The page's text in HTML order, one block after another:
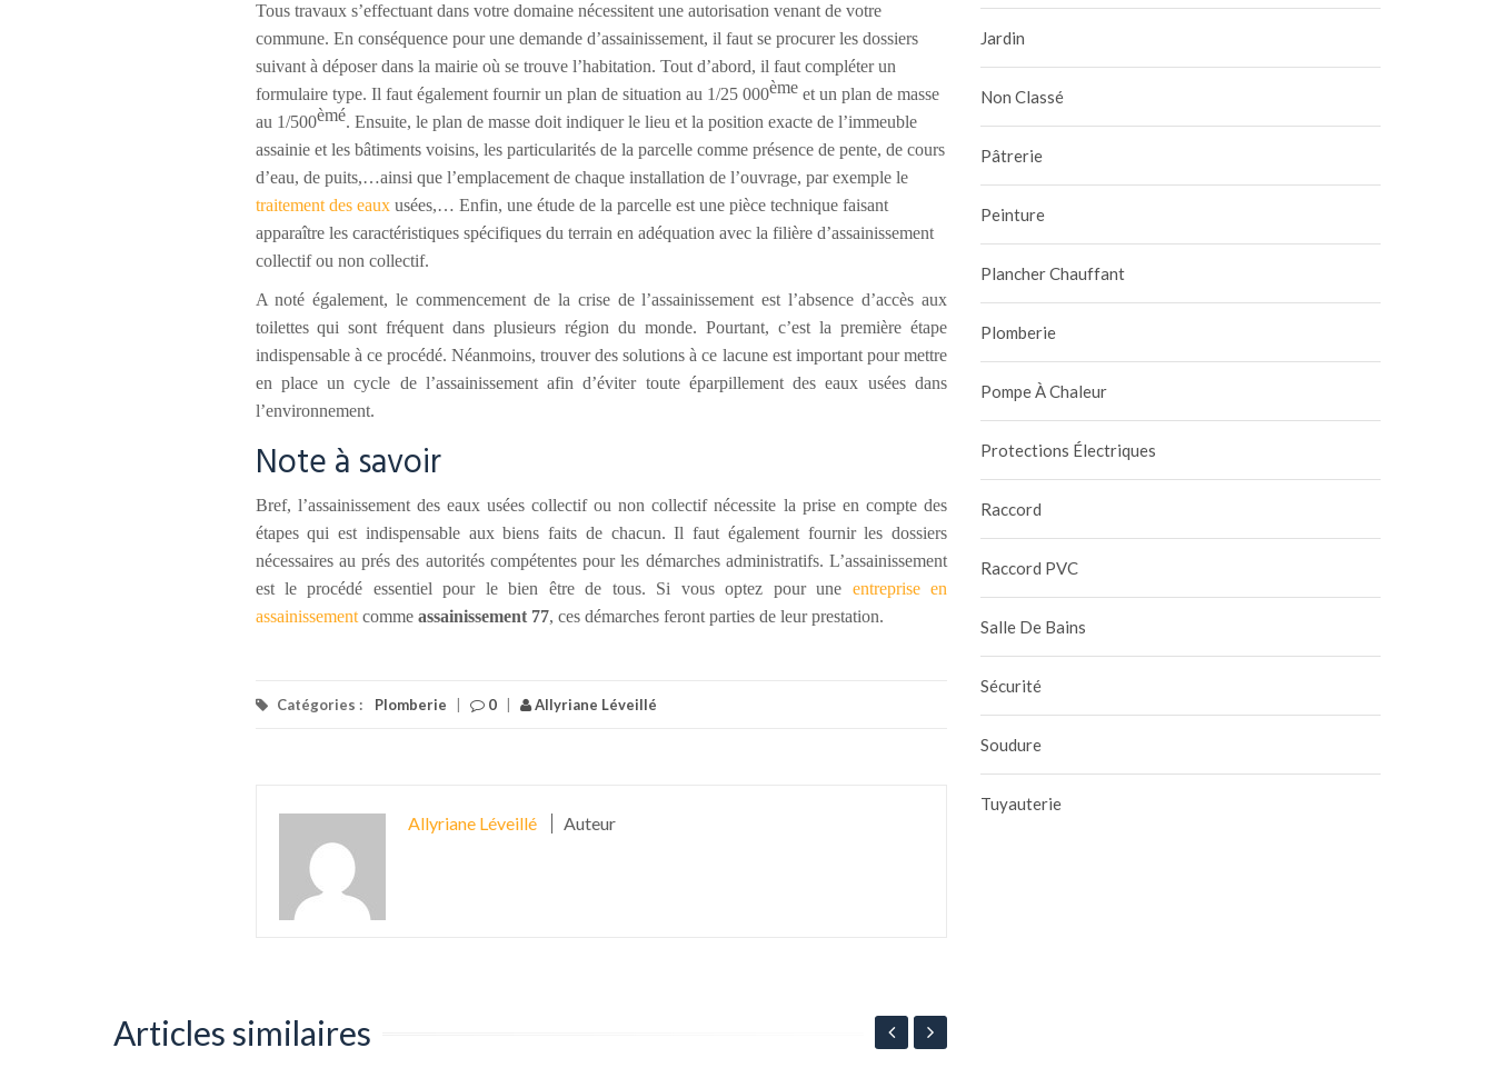
Tous travaux s’effectuant dans votre domaine nécessitent une autorisation venant de votre
commune. En conséquence pour une demande d’assainissement, il faut se procurer les dossiers
suivant à déposer dans la mairie où se trouve l’habitation. Tout d’abord, il faut compléter un
formulaire type. Il faut également fournir un plan de situation au 1/25 000èmeet un plan de masse
au 1/500èmé. Ensuite, le plan de masse doit indiquer le lieu et la position exacte de l’immeuble
assainie et les bâtiments voisins, les particularités de la parcelle comme présence de pente, de cours
d’eau, de puits,…ainsi que l’emplacement de chaque installation de l’ouvrage, par exemple le
traitement des eauxusées,… Enfin, une étude de la parcelle est une pièce technique faisant
apparaître les caractéristiques spécifiques du terrain en adéquation avec la filière d’assainissement
collectif ou non collectif.
A noté également, le commencement de la crise de l’assainissement est l’absence d’accès aux
toilettes qui sont fréquent dans plusieurs région du monde. Pourtant, c’est la première étape
indispensable à ce procédé. Néanmoins, trouver des solutions à ce lacune est important pour mettre
en place un cycle de l’assainissement afin d’éviter toute éparpillement des eaux usées dans
l’environnement.
Note à savoir
Bref, l’assainissement des eaux usées collectif ou non collectif nécessite la prise en compte des
étapes qui est indispensable aux biens faits de chacun. Il faut également fournir les dossiers
nécessaires au prés des autorités compétentes pour les démarches administratifs. L’assainissement
est le procédé essentiel pour le bien être de tous. Si vous optez pour une entreprise en
assainissementcomme assainissement 77, ces démarches feront parties de leur prestation.
Catégories : Plomberie 0 Allyriane Léveillé
Allyriane Léveillé Auteur
Articles similaires
Jardin
Non Classé
Pâtrerie
Peinture
Plancher Chauffant
Plomberie
Pompe À Chaleur
Protections Électriques
Raccord
Raccord PVC
Salle De Bains
Sécurité
Soudure
Tuyauterie